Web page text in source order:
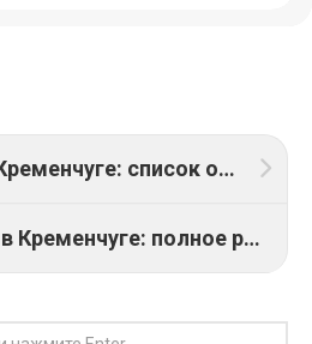
Маршрутка 13 в Кременчуге: список остановок, расписание рейсов и стоимость
Маршрутка 16 в Кременчуге: полное расписание движения и схема остановок